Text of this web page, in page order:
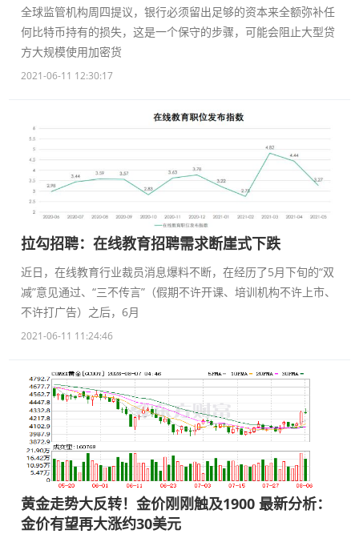
全球监管机构周四提议，银行必须留出足够的资本来全额弥补任
何比特币持有的损失，这是一个保守的步骤，可能会阻止大型贷
方大规模使用加密货
2021-06-11 12:30:17
拉勾招聘：在线教育招聘需求断崖式下跌
近日，在线教育行业裁员消息爆料不断，在经历了5月下旬的“双
减”意见通过、“三不传言”（假期不许开课、培训机构不许上市、
不许打广告）之后，6月
2021-06-11 11:24:46
黄金走势大反转！金价刚刚触及1900 最新分析：
金价有望再大涨约30美元